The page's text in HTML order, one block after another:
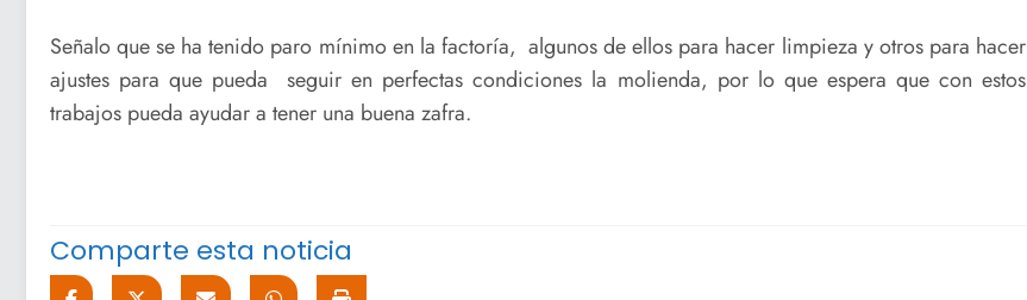
Señalo que se ha tenido paro mínimo en la factoría, algunos de ellos para hacer limpieza y otros para hacer
ajustes para que pueda seguir en perfectas condiciones la molienda, por lo que espera que con estos
trabajos pueda ayudar a tener una buena zafra.
Comparte esta noticia